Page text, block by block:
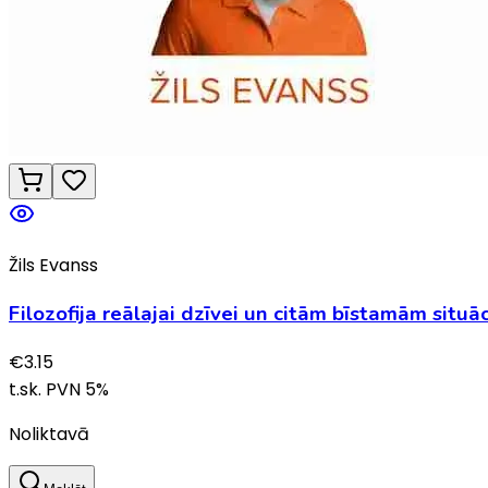
Žils Evanss
Filozofija reālajai dzīvei un citām bīstamām
€3.15
t.sk. PVN 5%
Noliktavā